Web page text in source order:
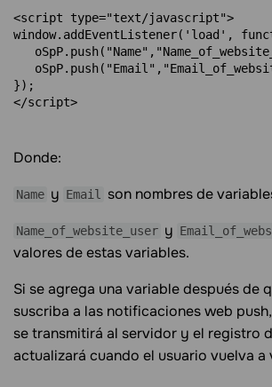
<script type="text/javascript">
window.addEventListener('load',
});
Donde:
Name y Email son nombres de
Name_of_website_user y
valores de estas variables.
Si se agrega una variable después de
suscriba a las notificaciones web
se transmitirá al servidor y el registro
actualizará cuando el usuario vuelva a